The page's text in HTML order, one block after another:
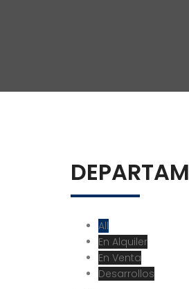
All
En Alquiler
En Venta
Desarrollos